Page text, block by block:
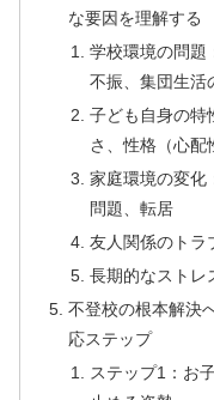
な要因を理解する
学校環境の問題
不振、集団生活
子ども自身の特
さ、性格（心配
家庭環境の変化
問題、転居
友人関係のトラ
長期的なストレ
不登校の根本解決
応ステップ
ステップ1：お